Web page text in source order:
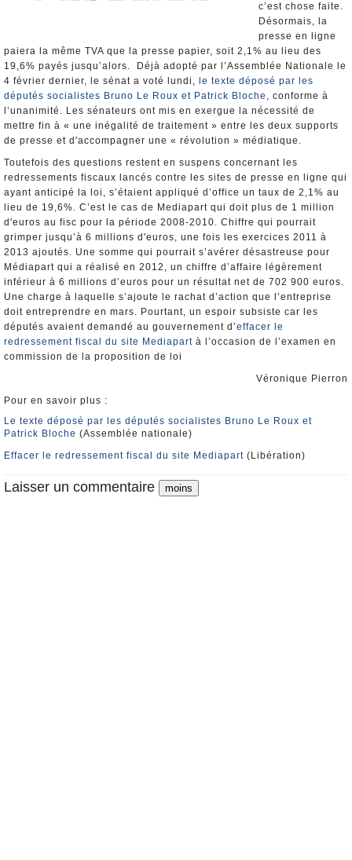
c’est chose faite.
Désormais, la
presse en ligne
paiera la même TVA que la presse papier, soit 2,1% au lieu des
19,6% payés jusqu’alors. Déjà adopté par l’Assemblée Nationale le
4 février dernier, le sénat a voté lundi,
le texte déposé par les
députés socialistes Bruno Le Roux et Patrick Bloche , conforme à
l’unanimité. Les sénateurs ont mis en exergue la nécessité de
mettre fin à « une inégalité de traitement » entre les deux supports
de presse et d'accompagner une « révolution » médiatique.
Toutefois des questions restent en suspens concernant les
redressements fiscaux lancés contre les sites de presse en ligne qui
ayant anticipé la loi, s’étaient appliqué d’office un taux de 2,1% au
lieu de 19,6%. C’est le cas de Mediapart qui doit plus de 1 million
d'euros au fisc pour la période 2008-2010. Chiffre qui pourrait
grimper jusqu’à 6 millions d'euros, une fois les exercices 2011 à
2013 ajoutés. Une somme qui pourrait s’avérer désastreuse pour
Médiapart qui a réalisé en 2012, un chiffre d’affaire légèrement
inférieur à 6 millions d’euros pour un résultat net de 702 900 euros.
Une charge à laquelle s’ajoute le rachat d’action que l’entreprise
doit entreprendre en mars. Pourtant, un espoir subsiste car les
députés avaient demandé au gouvernement d’effacer le
redressement fiscal du site Mediapart à l’occasion de l’examen en
commission de la proposition de loi
Véronique Pierron
Pour en savoir plus :
Le texte déposé par les députés socialistes Bruno Le Roux et
Patrick Bloche (Assemblée nationale)
Effacer le redressement fiscal du site Mediapart (Libération)
Laisser un commentaire